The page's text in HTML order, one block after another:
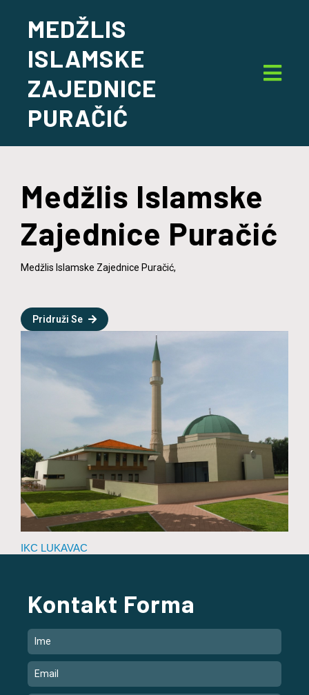
MEDŽLIS
ISLAMSKE
ZAJEDNICE
PURAČIĆ
Medžlis Islamske
Zajednice Puračić
Medžlis Islamske Zajednice Puračić,
Pridruži Se
IKC LUKAVAC
Kontakt Forma